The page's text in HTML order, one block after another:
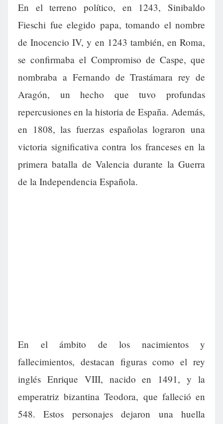
En el terreno político, en 1243, Sinibaldo
Fieschi fue elegido papa, tomando el nombre
de Inocencio IV, y en 1243 también, en Roma,
se confirmaba el Compromiso de Caspe, que
nombraba a Fernando de Trastámara rey de
Aragón, un hecho que tuvo profundas
repercusiones en la historia de España. Además,
en 1808, las fuerzas españolas lograron una
victoria significativa contra los franceses en la
primera batalla de Valencia durante la Guerra
de la Independencia Española.
En el ámbito de los nacimientos y
fallecimientos, destacan figuras como el rey
inglés Enrique VIII, nacido en 1491, y la
emperatriz bizantina Teodora, que falleció en
548. Estos personajes dejaron una huella